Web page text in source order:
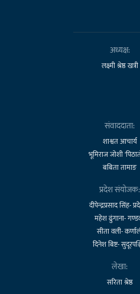
अध्यक्ष:
लक्ष्मी श्रेष्ठ खत्री
संवाददाता:
शाश्वत आचार्य
भूमिराज जोशी
बबिता तामाङ
प्रदेश संयोजक:
दीपेन्द्रप्रसाद सिंह-
महेश ढुंगाना-
सीता वली-
दिनेश बिष्ट-
लेखा:
सरिता श्रेष्ठ